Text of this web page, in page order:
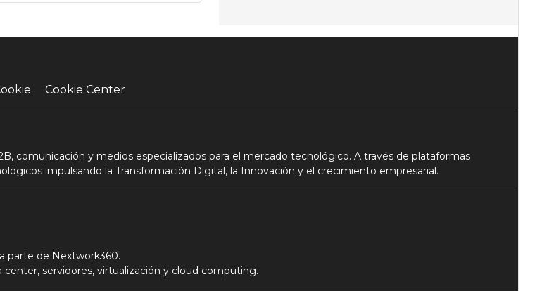
Cookie Center
comunicación y medios especializados para el mercado tecnológico. A través de plataformas
impulsando la Transformación Digital, la Innovación y el crecimiento empresarial.
parte de Nextwork360.
servidores, virtualización y cloud computing.